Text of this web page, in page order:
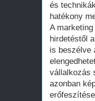
és
hatékony
A
hirdetéstől
is beszélve
vállalkozás
azonban